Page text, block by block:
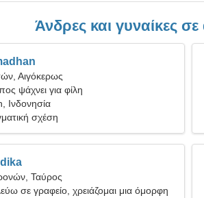
Άνδρες και γυναίκες
Αιγόκερως
ψάχνει για φίλη
Ινδονησία
σχέση
Ταύρος
σε γραφείο, χρειάζομαι μια όμορφη